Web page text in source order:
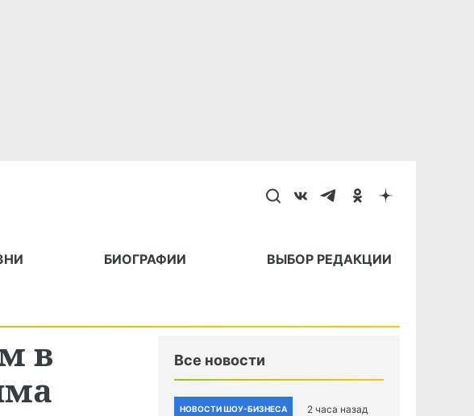
БИОГРАФИИ ВЫБОР РЕДАКЦИИ
в Все новости
НОВОСТИ ШОУ-БИЗНЕСА 2 часа назад